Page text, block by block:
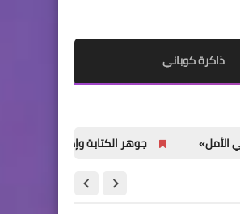
ذاكرة كوباني
جوهر الكتابة وإكسسوارها